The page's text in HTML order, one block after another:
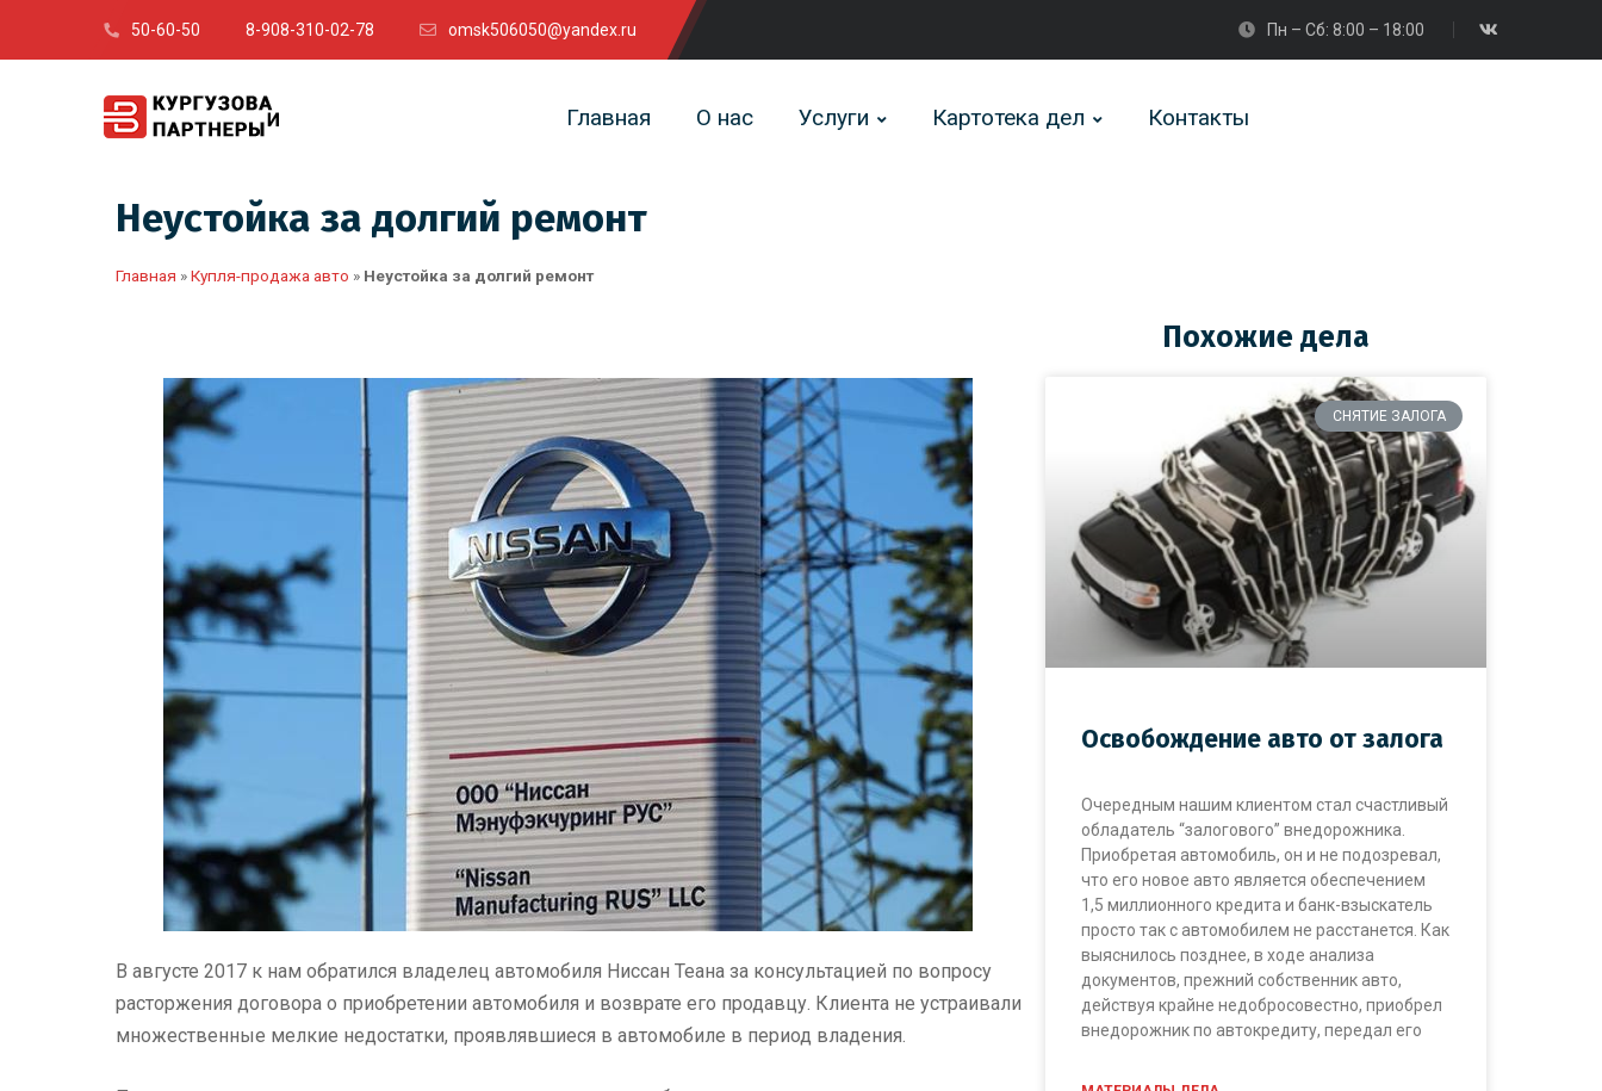
50-60-50 8-908-310-02-78 omsk506050@yandex.ru Пн – Сб: 8:00 – 18:00
Главная О нас Услуги Картотека дел Контакты
Неустойка за долгий ремонт
Главная »Купля-продажа авто » Неустойка за долгий ремонт
В августе 2017 к нам обратился владелец автомобиля Ниссан Теана за консультацией по вопросу
расторжения договора о приобретении автомобиля и возврате его продавцу. Клиента не устраивали
множественные мелкие недостатки, проявлявшиеся в автомобиле в период владения.
Похожие дела
СНЯТИЕ ЗАЛОГА
Освобождение авто от залога
Очередным нашим клиентом стал счастливый
обладатель “залогового” внедорожника.
Приобретая автомобиль, он и не подозревал,
что его новое авто является обеспечением
1,5 миллионного кредита и банк-взыскатель
просто так с автомобилем не расстанется. Как
выяснилось позднее, в ходе анализа
документов, прежний собственник авто,
действуя крайне недобросовестно, приобрел
внедорожник по автокредиту, передал его